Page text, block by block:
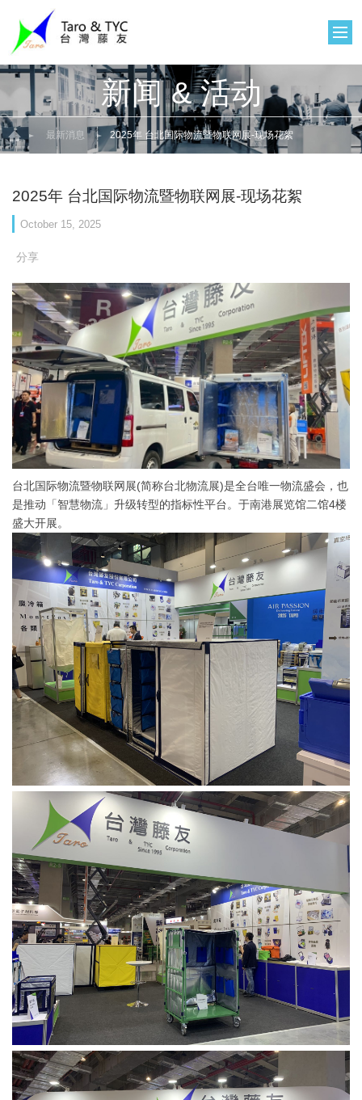
新闻 & 活动
最新消息 2025年 台北国际物流暨物联网展-现场花絮
2025年 台北国际物流暨物联网展-现场花絮
October 15, 2025
分享
台北国际物流暨物联网展(简称台北物流展)是全台唯一物流盛会，也
是推动「智慧物流」升级转型的指标性平台。于南港展览馆二馆4楼
盛大开展。